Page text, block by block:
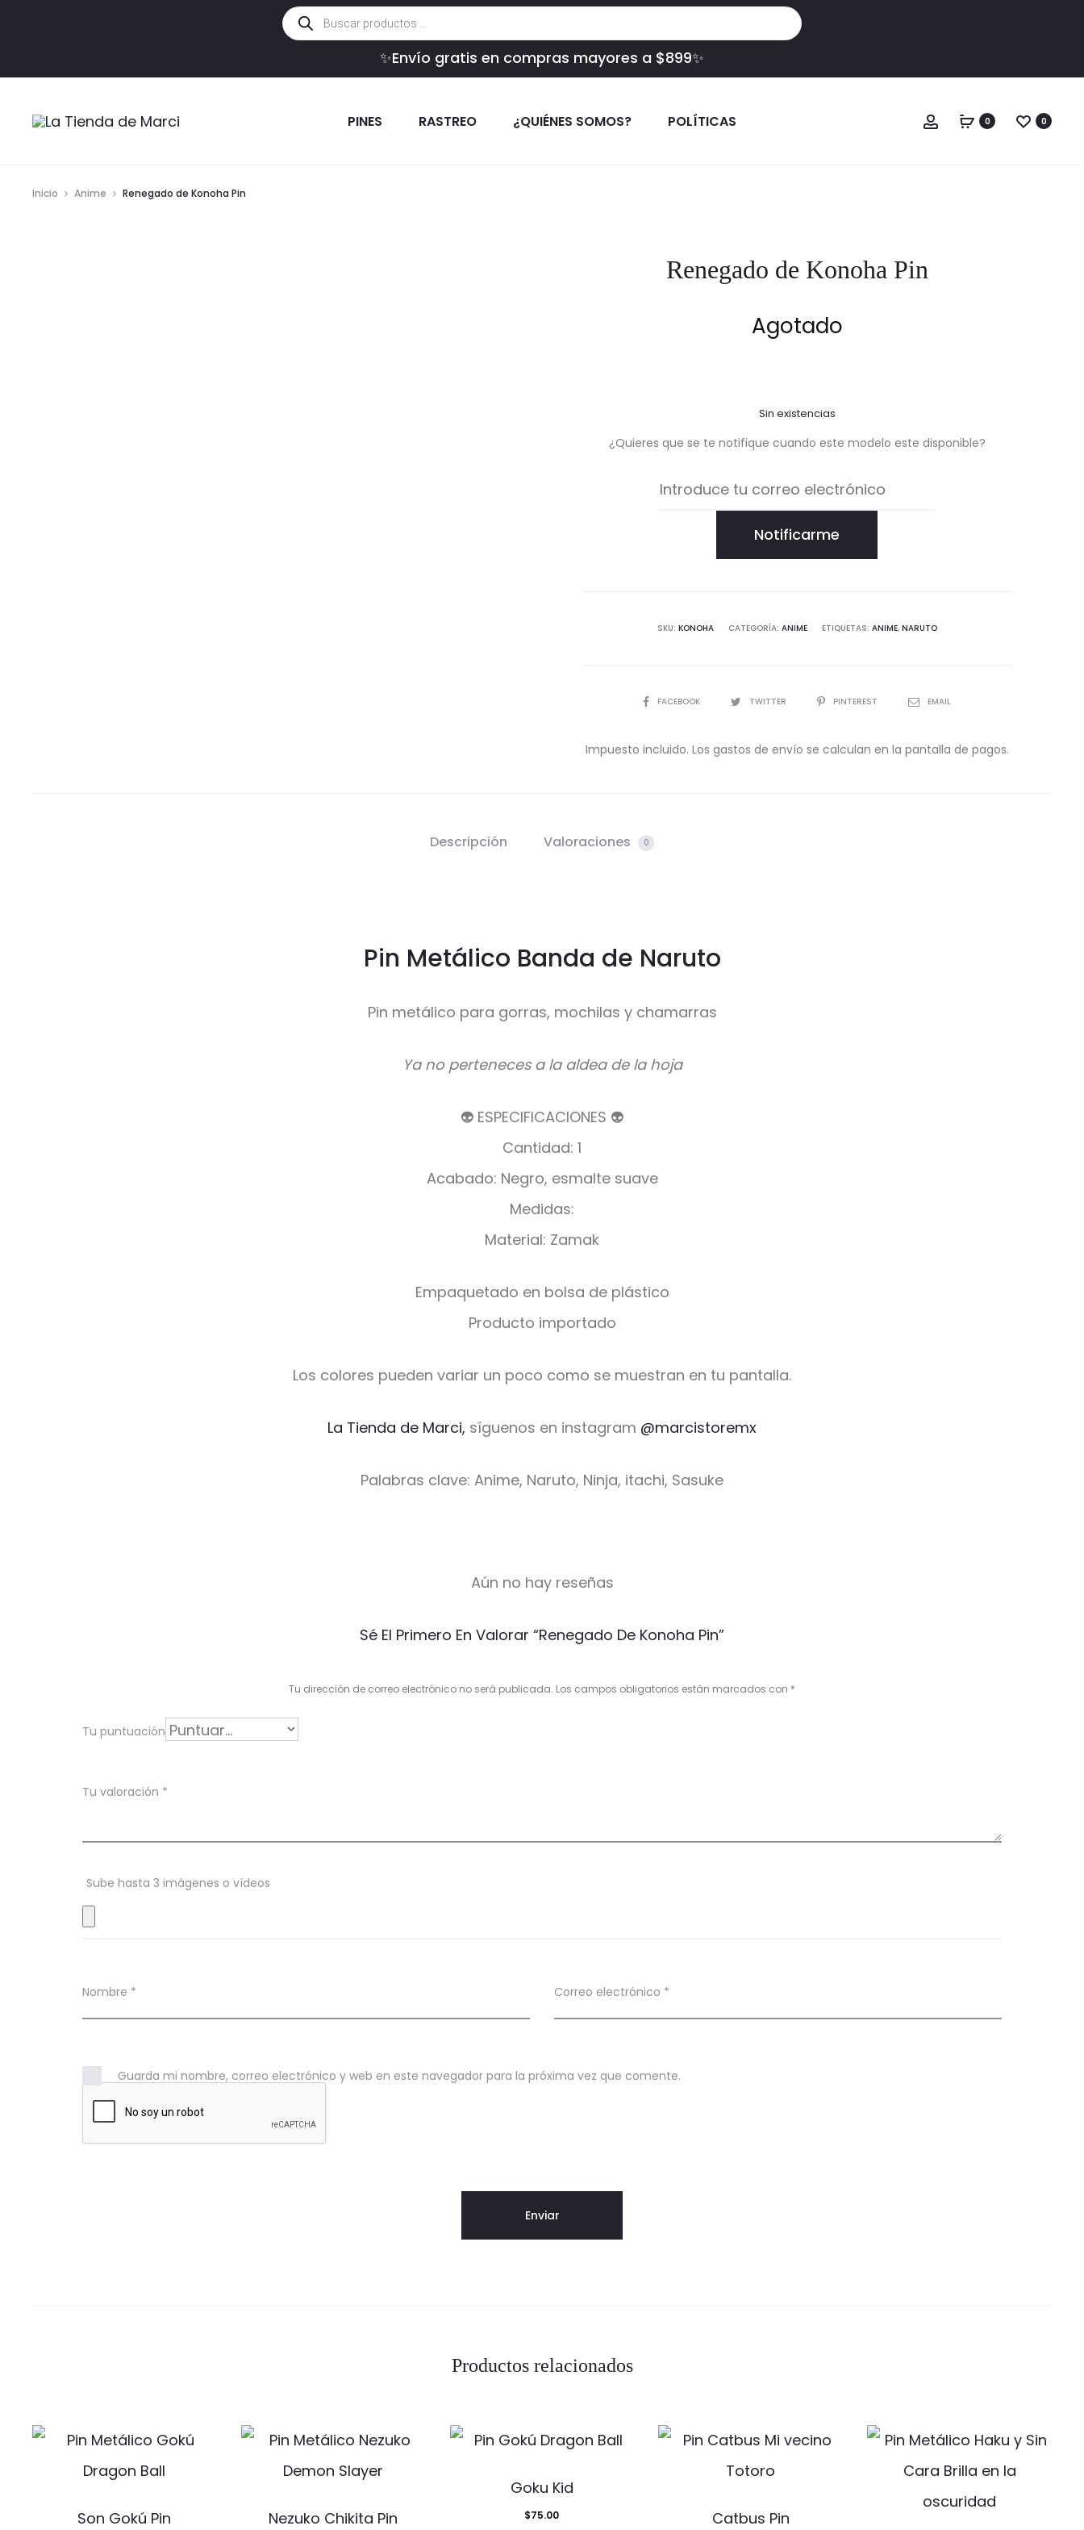
Búsqueda
de
productos
✨Envío gratis en compras mayores a $899✨
PINES RASTREO ¿QUIÉNES SOMOS? POLÍTICAS Cuenta
0 0
Inicio Anime Renegado de Konoha Pin
Renegado de Konoha Pin
Agotado
Sin existencias
¿Quieres que se te notifique cuando este modelo este disponible?
Notificarme
SKU: KONOHA CATEGORÍA: ANIME ETIQUETAS: ANIME, NARUTO
COMPARTIR
FACEBOOK TWITTER PINTEREST EMAIL
Impuesto incluido. Los gastos de envío se calculan en la pantalla de pagos.
Descripción Valoraciones 0
Pin Metálico Banda de Naruto
Pin metálico para gorras, mochilas y chamarras
Ya no perteneces a la aldea de la hoja
👽 ESPECIFICACIONES 👽
Cantidad: 1
Acabado: Negro, esmalte suave
Medidas:
Material: Zamak
Empaquetado en bolsa de plástico
Producto importado
Los colores pueden variar un poco como se muestran en tu pantalla.
La Tienda de Marci, síguenos en instagram @marcistoremx
Palabras clave: Anime, Naruto, Ninja, itachi, Sasuke
r
c
n
e
Aún no hay reseñas
Sé El Primero En Valorar “Renegado De Konoha Pin”
Tu dirección de correo electrónico no será publicada. Los campos obligatorios están marcados con *
Tu puntuación
Tu valoración *
Sube hasta 3 imágenes o vídeos
Nombre * Correo electrónico *
Guarda mi nombre, correo electrónico y web en este navegador para la próxima vez que comente.
Productos relacionados
Son Gokú Pin Nezuko Chikita Pin
Goku Kid
$75.00 Catbus Pin